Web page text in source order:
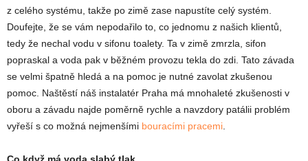
z celého systému, takže po zimě zase napustíte celý systém.
Doufejte, že se vám nepodařilo to, co jednomu z našich klientů,
tedy že nechal vodu v sifonu toalety. Ta v zimě zmrzla, sifon
popraskal a voda pak v běžném provozu tekla do zdi. Tato závada
se velmi špatně hledá a na pomoc je nutné zavolat zkušenou
pomoc. Naštěstí náš instalatér Praha má mnohaleté zkušenosti v
oboru a závadu najde poměrně rychle a navzdory patálii problém
vyřeší s co možná nejmenšími bouracími pracemi